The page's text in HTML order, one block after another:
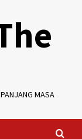
MASA